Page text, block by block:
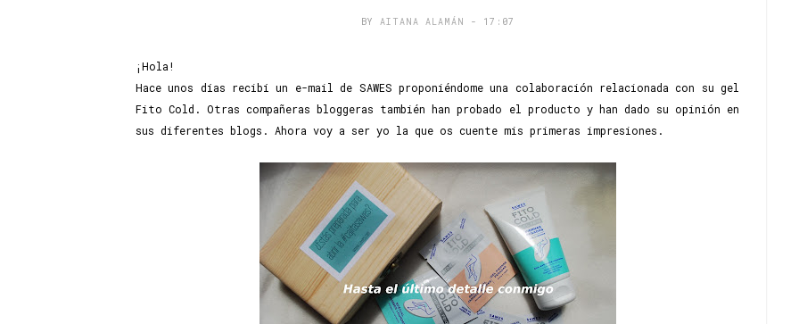
BY AITANA ALAMÁN - 17:07
¡Hola!
Hace unos días recibí un e-mail de SAWES proponiéndome una colaboración relacionada con su gel
Fito Cold. Otras compañeras bloggeras también han probado el producto y han dado su opinión en
sus diferentes blogs. Ahora voy a ser yo la que os cuente mis primeras impresiones.